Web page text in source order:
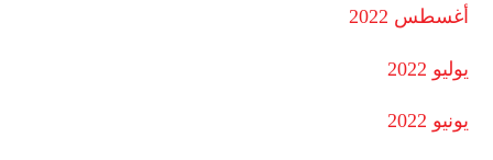
أغسطس 2022
يوليو 2022
يونيو 2022